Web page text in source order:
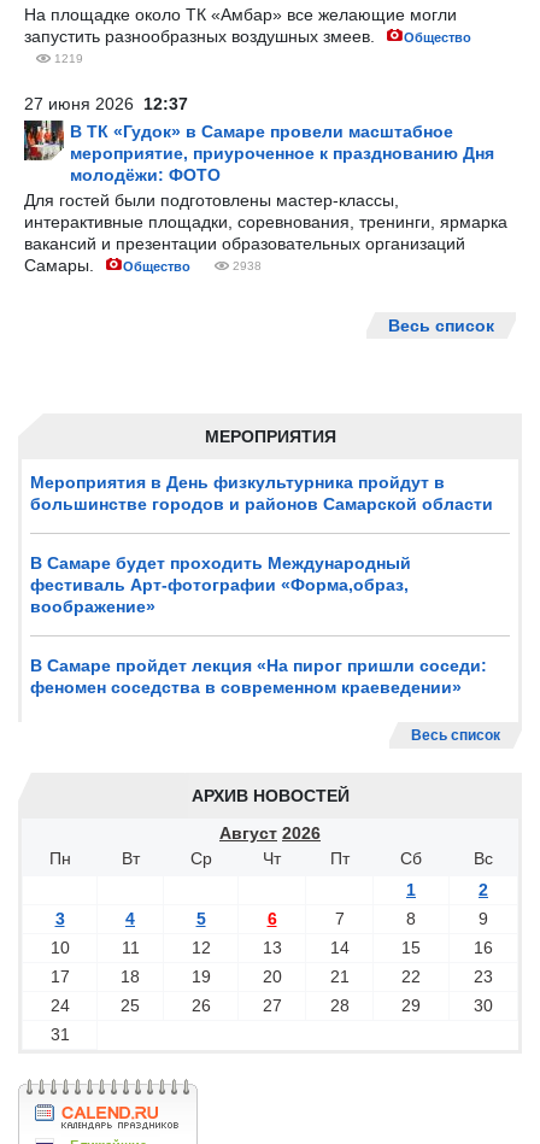
МЕРОПРИЯТИЯ
Мероприятия в День физкультурника пройдут в
большинстве городов и районов Самарской области
В Самаре будет проходить Международный
фестиваль Арт-фотографии «Форма,образ,
воображение»
В Самаре пройдет лекция «На пирог пришли соседи:
феномен соседства в современном краеведении»
Весь список
АРХИВ НОВОСТЕЙ
Август 2026
Пн
Вт Ср Чт Пт Сб
Вс
1
2
3
4 5 6 7 8
9
10
11 12 13 14 15
16
17
18 19 20 21 22
23
24
25 26 27 28 29
30
31
На площадке около ТК «Амбар» все желающие могли
запустить разнообразных воздушных змеев.
Общество
1219
27 июня 2026 12:37
В ТК «Гудок» в Самаре провели масштабное
мероприятие, приуроченное к празднованию Дня
молодёжи: ФОТО
Для гостей были подготовлены мастер-классы,
интерактивные площадки, соревнования, тренинги, ярмарка
вакансий и презентации образовательных организаций
Самары.
Общество 2938
Весь список